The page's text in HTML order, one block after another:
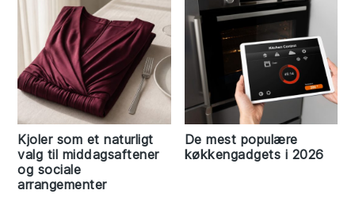
Kjoler som et naturligt
valg til middagsaftener
og sociale
arrangementer
De mest populære
køkkengadgets i 2026